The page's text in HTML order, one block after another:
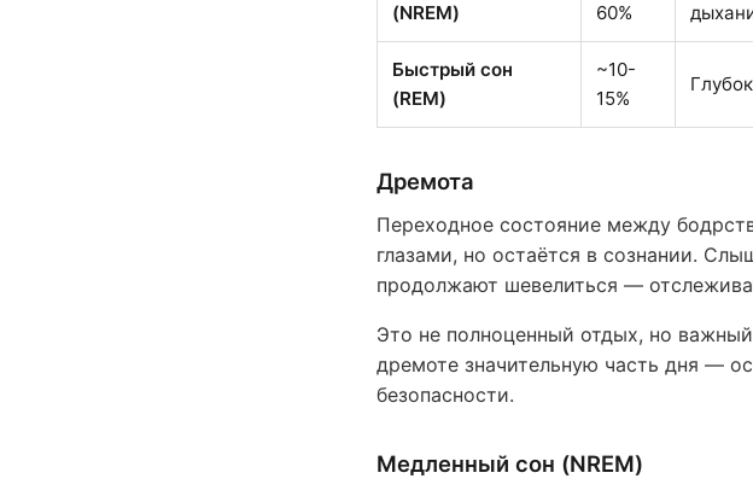
(NREM)
60%
Быстрый сон
(REM)
~10-
15%
Дремота
Переходное состояние между
глазами, но остаётся в сознании.
продолжают шевелиться —
Это не полноценный отдых, но
дремоте значительную часть дня —
безопасности.
Медленный сон (NREM)